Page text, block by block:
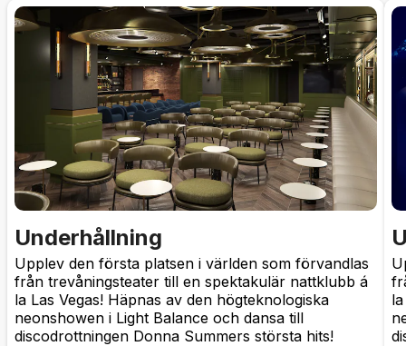
Underhållning
Upplev den första platsen i världen som förvandlas
från trevåningsteater till en spektakulär nattklubb á
la Las Vegas! Häpnas av den högteknologiska
neonshowen i Light Balance och dansa till
discodrottningen Donna Summers största hits!